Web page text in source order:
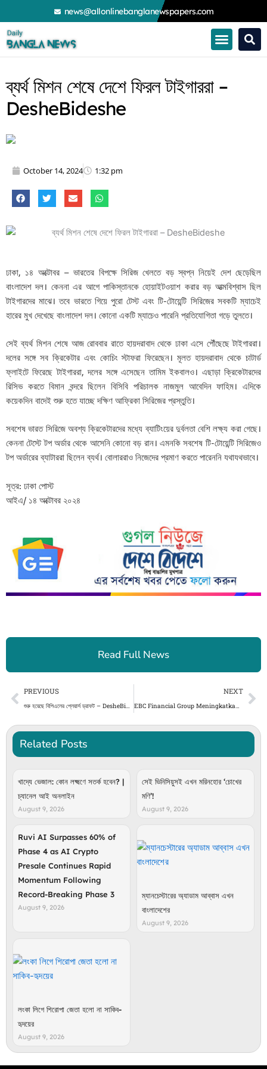
to
content
news@allonlinebanglanewspapers.com
ব্যর্থ মিশন শেষে দেশে ফিরল টাইগাররা –
DesheBideshe
October 14, 2024 1:32 pm
ঢাকা, ১৪ অক্টোবর – ভারতের বিপক্ষে সিরিজ খেলতে বড় স্বপ্ন নিয়েই দেশ ছেড়েছিল
বাংলাদেশ দল। কেননা এর আগে পাকিস্তানকে হোয়াইটওয়াশ করার বড় আত্মবিশ্বাস ছিল
টাইগারদের মাঝে। তবে ভারতে গিয়ে পুরো টেস্ট এবং টি-টোয়েন্টি সিরিজের সবকটি ম্যাচেই
হারের মুখ দেখেছে বাংলাদেশ দল। কোনো একটি ম্যাচেও পারেনি প্রতিযোগিতা গড়ে তুলতে।
সেই ব্যর্থ মিশন শেষে আজ রোববার রাতে হায়দরাবাদ থেকে ঢাকা এসে পৌঁছেছে টাইগাররা।
দলের সঙ্গে সব ক্রিকেটার এবং কোচিং স্টাফরা ফিরেছেন। মূলত হায়দরাবাদ থেকে চাটার্ড
ফ্লাইটে ফিরেছে টাইগাররা, দলের সঙ্গে এসেছেন তামিম ইকবালও। এছাড়া ক্রিকেটারদের
রিসিভ করতে বিমান বন্দরে ছিলেন বিসিবি পরিচালক নাজমুল আবেদিন ফাহিম। এদিকে
কয়েকদিন বাদেই শুরু হতে যাচ্ছে দক্ষিণ আফ্রিকা সিরিজের প্রস্তুতি।
সবশেষ ভারত সিরিজে অবশ্য ক্রিকেটারদের মধ্যে ব্যাটিংয়ের দুর্বলতা বেশি লক্ষ্য করা গেছে।
কেননা টেস্টে টপ অর্ডার থেকে আসেনি কোনো বড় রান। এমনকি সবশেষ টি-টোয়েন্টি সিরিজেও
টপ অর্ডারের ব্যাটাররা ছিলেন ব্যর্থ। বোলাররাও নিজেদের প্রমাণ করতে পারেননি যথাযথভাবে।
সূত্র: ঢাকা পোস্ট
আইএ/ ১৪ অক্টোবর ২০২৪
Read Full News
Prev
PREVIOUS
শুরু ‌হয়েছে বিপিএলের প্লেয়ার্স ড্রাফট – DesheBideshe
NEXT
EBC Financial Group Meningkatkan Likuiditas dan Menurunkan Biaya Trading untuk Indeks Saham Utama
Related Posts
খাদ্যে ভেজাল: কোন লক্ষ্মণে সতর্ক হবেন? |
চ্যানেল আই অনলাইন
August 9, 2026
সেই ভিনিসিয়ুসই এখন মরিনহোর ‘চোখের
মণি’!
August 9, 2026
Ruvi AI Surpasses 60% of
Phase 4 as AI Crypto
Presale Continues Rapid
Momentum Following
Record-Breaking Phase 3
August 9, 2026
ম্যানচেস্টারের অ্যাডাম আব্বাস এখন
বাংলাদেশের
August 9, 2026
লংকা লিগে শিরোপা জেতা হলো না সাকিব-
হৃদয়ের
August 9, 2026